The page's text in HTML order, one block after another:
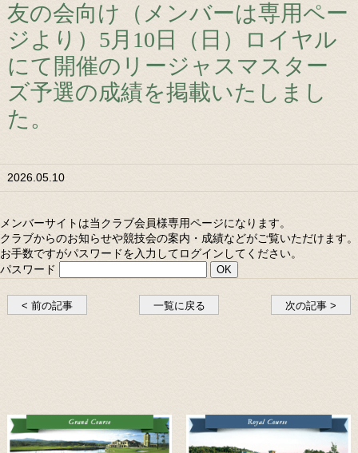
友の会向け（メンバーは専用ペー
ジより）5月10日（日）ロイヤル
にて開催のリージャスマスター
ズ予選の成績を掲載いたしまし
た。
2026.05.10
メンバーサイトは当クラブ会員様専用ページになります。
クラブからのお知らせや競技会の案内・成績などがご覧いただけます。
お手数ですがパスワードを入力してログインしてください。
パスワード
< 前の記事 一覧に戻る 次の記事 >